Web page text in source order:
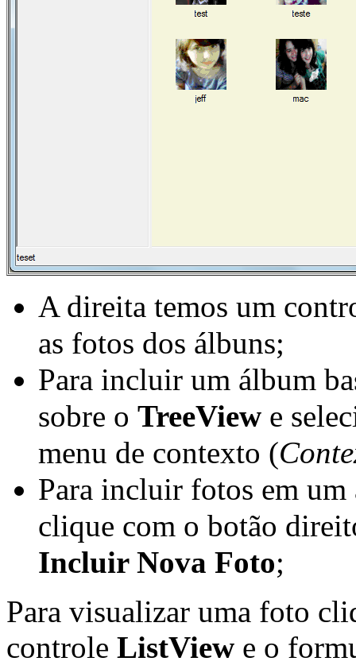
A direita temos um
as fotos dos álbuns;
Para incluir um álbum
sobre o TreeView e
menu de contexto (
Para incluir fotos em
clique com o botão
Incluir Nova Foto;
Para visualizar uma foto
controle ListView e o